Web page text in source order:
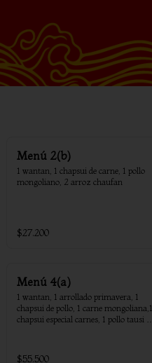
Menú 2(b)
1 wantan, 1 chapsui de carne, 1 pollo
mongoliano, 2 arroz chaufan
$27.200
Menú 4(a)
1 wantan, 1 arrollado primavera, 1
chapsui de pollo, 1 carne mongoliana,1
chapsui especial carnes, 1 pollo tausi 4
$55.500